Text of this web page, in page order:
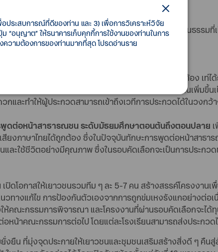
มสามารถอย่างเต็มที่ มุ่งมั่นส่งเสริมการร่วมอนุรักษ์วัฒนธรรม
เสริมให้เยาวชนได้ศึกษาและฝึกฝนมารยาทแบบไทยที่ถูกต้อง เท่ไ
นนักเรียนที่ส่งเข้าประกวดรอบคัดเลือกในนามโรงเรียนเพิ่มขึ้น
และทำให้ผู้ประกวดสามารถเข้าถึงเวทีการประกวดได้ในวงกว้
พูดต่อหน้าสาธารณชน ระดับมัธยมศึกษาตอนต้นถึงตอนปลาย
ยงภาษาไทยได้ถูกต้อง ซึ่งในปัจจุบันทักษะการพูดต่อหน้าสาธา
และใช้ชีวิตอย่างมีคุณภาพ ซึ่งในรอบคัดเลือกจะเป็นการประกว
เปิดโอกาสให้เยาวชนรวมทีม ๆ ละ 5-7 คน สร้างสรรค์โครงงาน
ทางแก้ไข การป้องกันตัวเองจากการถูกข่มเหงรังแกอย่างต่อ
ห้คณะกรรมการพิจารณา และโครงงานที่ผ่านรอบคัดเลือกจะได้ทุ
น้าคณะกรรมการต่อไป โดยแต่ละโรงเรียนสามารถส่งประกวด
น ที่มุ่งจุดประกายให้เยาวชนและชุมชนเสริมสร้างสิ่งดี ๆ คืนสู่
อประสบการณ์ที่ดีของท่าน และ 3) เพื่อการวิเคราะห์วิจัย
“อนุญาต” ให้ธนาคารเก็บคุกกี้การใช้งานของท่านในการ
ความต้องการของท่านมากที่สุด โปรดอ่านราย